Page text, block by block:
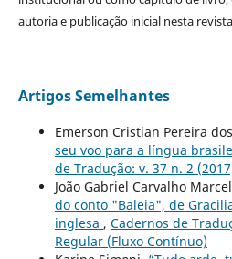
autoria e publicação inicial nesta
Artigos Semelhantes
Emerson Cristian Pereira
seu voo para a língua
de Tradução: v. 37 n. 2
João Gabriel Carvalho
do conto "Baleia", de
inglesa , Cadernos de
Regular (Fluxo Contínuo)